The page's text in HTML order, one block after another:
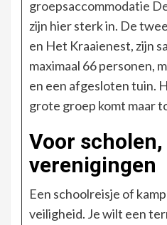
groepsaccommodatie
zijn hier sterk in. De
en Het Kraaienest, zijn
maximaal 66 personen,
en een afgesloten tuin.
grote groep komt maar
Voor
verenigingen
Een schoolreisje of
veiligheid. Je wilt een